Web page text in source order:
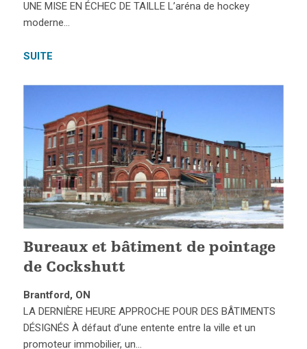
UNE MISE EN ÉCHEC DE TAILLE L’aréna de hockey
moderne…
SUITE
Bureaux et bâtiment de pointage
de Cockshutt
Brantford, ON
LA DERNIÈRE HEURE APPROCHE POUR DES BÂTIMENTS
DÉSIGNÉS À défaut d’une entente entre la ville et un
promoteur immobilier, un…